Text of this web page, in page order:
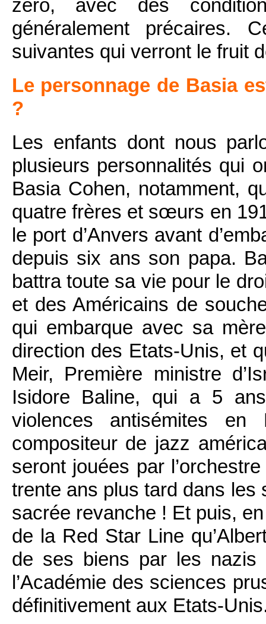
zéro, avec des
généralement précaires.
suivantes qui verront le fruit
Le personnage de Basia
?
Les enfants dont nous
plusieurs personnalités qui
Basia Cohen, notamment,
quatre frères et sœurs en
le port d’Anvers avant
depuis six ans son papa.
battra toute sa vie pour le
et des Américains de
qui embarque avec sa
direction des Etats-Unis, et
Meir, Première ministre
Isidore Baline, qui a 5
violences antisémites
compositeur de jazz
seront jouées par
trente ans plus tard dans les
sacrée revanche ! Et puis,
de la Red Star Line
de ses biens par les
l’Académie des sciences
définitivement aux Etats-